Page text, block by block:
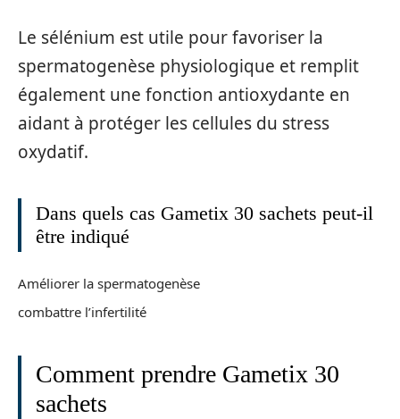
Le sélénium est utile pour favoriser la
spermatogenèse physiologique et remplit
également une fonction antioxydante en
aidant à protéger les cellules du stress
oxydatif.
Dans quels cas Gametix 30 sachets peut-il
être indiqué
Améliorer la spermatogenèse
combattre l’infertilité
Comment prendre Gametix 30
sachets